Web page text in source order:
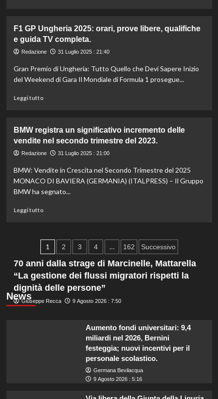
pelle
sana.
Incendi
in
Portogallo:
bruciata
triplicata
ultimi
crescente.
F1 GP Ungheria 2025: orari, prove libere, qualifiche
e guida TV completa.
Redazione 31 Luglio 2025 : 21:40
Gran Premio di Ungheria: Tutto Quello che Devi Sapere Inizio
del Weekend di Gara Il Mondiale di Formula 1 prosegue...
Leggi tuttoLeggi
F1
GP
Ungheria
orari,
prove
libere,
BMW registra un significativo incremento delle
vendite nel secondo trimestre del 2023.
Redazione 31 Luglio 2025 : 21:00
BMW: Vendite in Crescita nel Secondo Trimestre del 2025
MONACO DI BAVIERA (GERMANIA) (ITALPRESS) – Il Gruppo
BMW ha segnato...
Leggi tuttoLeggi
BMW
registra
un
significativo
incremento
delle
vendite
Paginazione
degli
articoli
1 2 3 4 … 162 Successivo
News
70 anni dalla strage di Marcinelle, Mattarella
“La gestione dei flussi migratori rispetti la
dignità delle persone”
Giuseppe Recca 9 Agosto 2026 : 7:50
Aumento fondi universitari: 9,4
miliardi nel 2026, Bernini
festeggia; nuovi incentivi per il
personale scolastico.
Germana Bevilacqua
9 Agosto 2026 : 5:16